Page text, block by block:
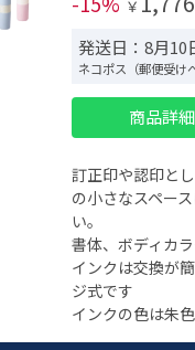
￥
発送日：8月10
ネコポス（郵便受け
商品詳
訂正印や認印と
の小さなスペー
い。
書体、ボディカラ
インクは交換が
ジ式です
インクの色は朱色